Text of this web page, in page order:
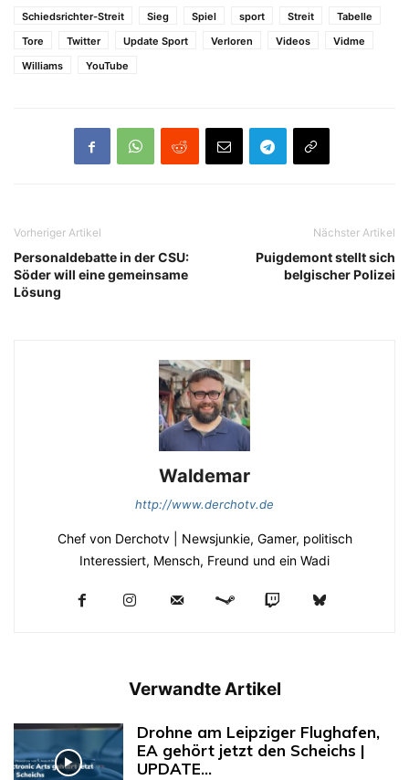
Schiedsrichter-Streit
Sieg Spiel sport Streit
Tabelle
Tore
Twitter Update Sport Verloren Videos
Vidme
Williams
YouTube
Vorheriger Artikel
Personaldebatte in der CSU:
Söder will eine gemeinsame
Lösung
Nächster Artikel
Puigdemont stellt sich
belgischer Polizei
Waldemar
http://www.derchotv.de
Chef von Derchotv | Newsjunkie, Gamer, politisch
Interessiert, Mensch, Freund und ein Wadi
Verwandte Artikel
Drohne am Leipziger Flughafen,
EA gehört jetzt den Scheichs |
UPDATE...